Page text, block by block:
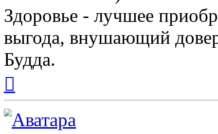
Здоровье - лучшее
выгода, внушающий
Будда.
началу